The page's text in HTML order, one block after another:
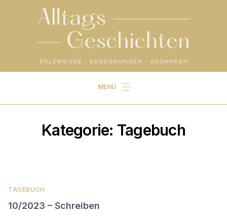
MENÜ
Start
und außerdem …
Kategorie: Tagebuch
TAGEBUCH
10/2023 – Schreiben